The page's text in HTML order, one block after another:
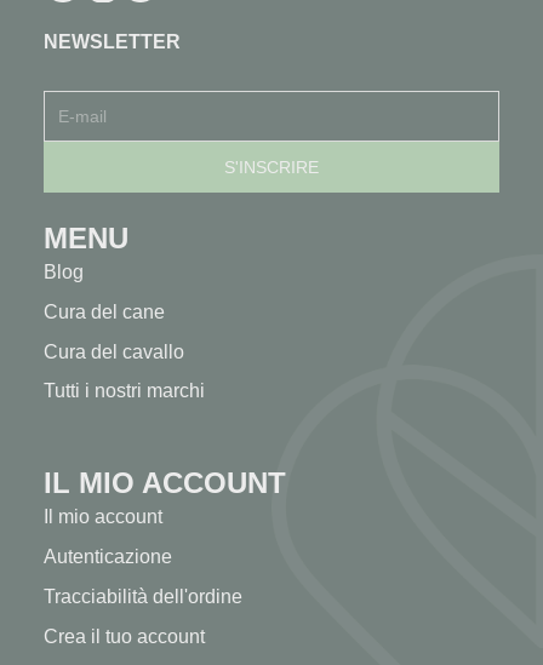
NEWSLETTER
MENU
Blog
Cura del cane
Cura del cavallo
Tutti i nostri marchi
IL MIO ACCOUNT
Il mio account
Autenticazione
Tracciabilità dell'ordine
Crea il tuo account